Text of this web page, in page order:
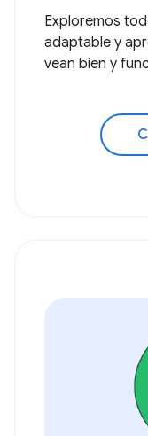
Exploremos
adaptable y
vean bien y